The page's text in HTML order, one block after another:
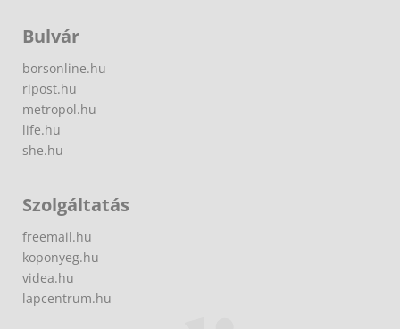
Bulvár
borsonline.hu
ripost.hu
metropol.hu
life.hu
she.hu
Szolgáltatás
freemail.hu
koponyeg.hu
videa.hu
lapcentrum.hu